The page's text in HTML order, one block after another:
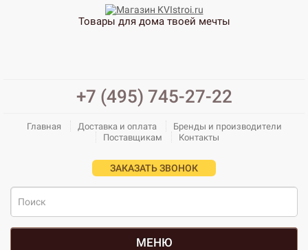
Товары для дома твоей мечты
+7 (495) 745-27-22
Главная Доставка и оплата
Бренды и производители
Поставщикам
Контакты
ЗАКАЗАТЬ ЗВОНОК
МЕНЮ